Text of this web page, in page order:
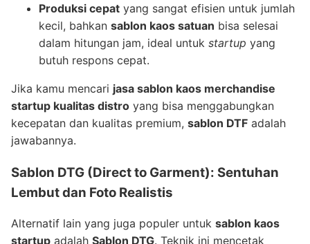
Produksi cepat yang sangat efisien untuk jumlah
kecil, bahkan sablon kaos satuan bisa selesai
dalam hitungan jam, ideal untuk startup yang
butuh respons cepat.
Jika kamu mencari jasa sablon kaos merchandise
startup kualitas distro yang bisa menggabungkan
kecepatan dan kualitas premium, sablon DTF adalah
jawabannya.
Sablon DTG (Direct to Garment): Sentuhan
Lembut dan Foto Realistis
Alternatif lain yang juga populer untuk sablon kaos
startup adalah Sablon DTG. Teknik ini mencetak